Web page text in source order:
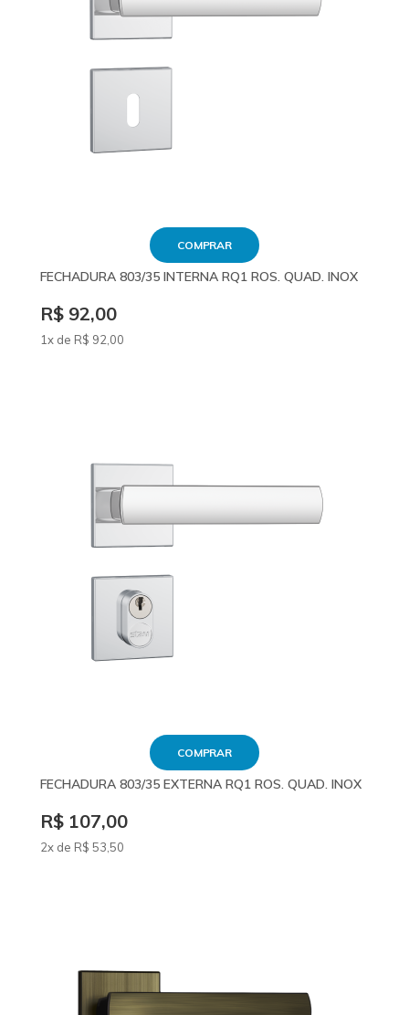
COMPRAR
FECHADURA 803/35 INTERNA RQ1 ROS. QUAD. INOX
R$ 92,00
1x de R$ 92,00
COMPRAR
FECHADURA 803/35 EXTERNA RQ1 ROS. QUAD. INOX
R$ 107,00
2x de R$ 53,50